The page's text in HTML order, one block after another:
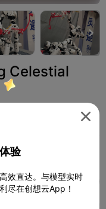

Celestial
K2 K2 SE

验
效直达。与模型实时
尽在创想云App！